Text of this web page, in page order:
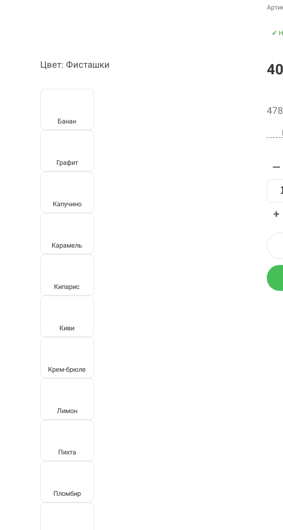
Цвет: Фисташки
Банан
Графит
Капучино
Карамель
Кипарис
Киви
Крем-брюле
Лимон
Пихта
Пломбир
✓
478
—
+